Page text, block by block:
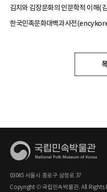
김치와 김장문화의 인문학적 이해(
한국민족문화대백과사전
03045 서울시 종로구 삼청로 37
Copyright © 국립민속박물관. All Rights